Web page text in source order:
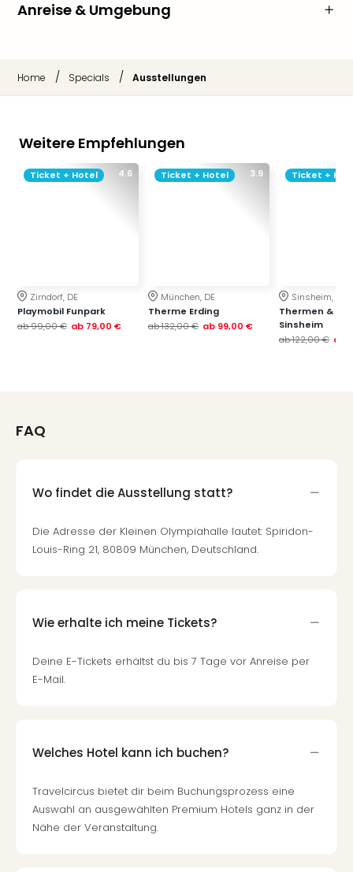
Anreise & Umgebung
Home / Specials / Ausstellungen
Weitere Empfehlungen
4.6
Ticket + Hotel
Zirndorf, DE
Playmobil Funpark
ab99,00 € ab 79,00 €
3.9
Ticket + Hotel
München, DE
Therme Erding
ab132,00 € ab 99,00 €
Ticket +
Sinsheim, DE
Thermen &
Sinsheim
ab122,00 € ab
FAQ
Wo findet die Ausstellung statt?
Die Adresse der Kleinen Olympiahalle lautet: Spiridon-
Louis-Ring 21, 80809 München, Deutschland.
Wie erhalte ich meine Tickets?
Deine E-Tickets erhältst du bis 7 Tage vor Anreise per
E-Mail.
Welches Hotel kann ich buchen?
Travelcircus bietet dir beim Buchungsprozess eine
Auswahl an ausgewählten Premium Hotels ganz in der
Nähe der Veranstaltung.